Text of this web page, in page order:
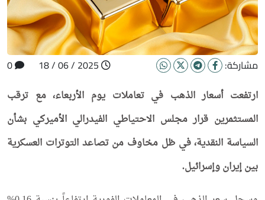
مشاركة:
ارتفعت أسعار الذهب في تعاملات يوم الأربعاء، مع ترقب
المستثمرين قرار مجلس الاحتياطي الفيدرالي الأميركي بشأن
السياسة النقدية، في ظل مخاوف من تصاعد التوترات العسكرية
بين إيران وإسرائيل.